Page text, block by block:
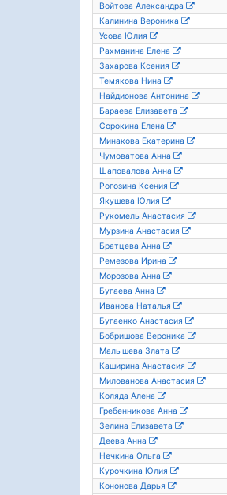
Войтова Александра
Калинина Вероника
Усова Юлия
Рахманина Елена
Захарова Ксения
Темякова Нина
Найдионова Антонина
Бараева Елизавета
Сорокина Елена
Минакова Екатерина
Чумоватова Анна
Шаповалова Анна
Рогозина Ксения
Якушева Юлия
Рукомель Анастасия
Мурзина Анастасия
Братцева Анна
Ремезова Ирина
Морозова Анна
Бугаева Анна
Иванова Наталья
Бугаенко Анастасия
Бобришова Вероника
Малышева Злата
Каширина Анастасия
Милованова Анастасия
Коляда Алена
Гребенникова Анна
Зелина Елизавета
Деева Анна
Нечкина Ольга
Курочкина Юлия
Кононова Дарья